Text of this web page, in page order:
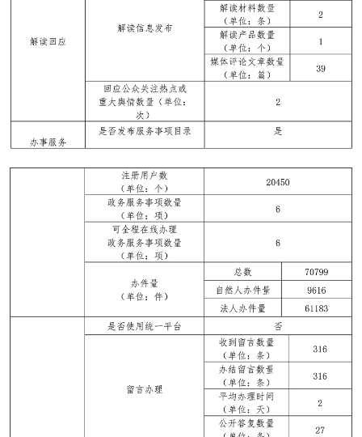
參與調查 圖説互動
北京概況 十六區概覽 人文北京
綠色北京 圖説北京 視頻北京
한국어
FRANÇAIS РУССКИЙ ЯЗЫК
PORTUGUÊS